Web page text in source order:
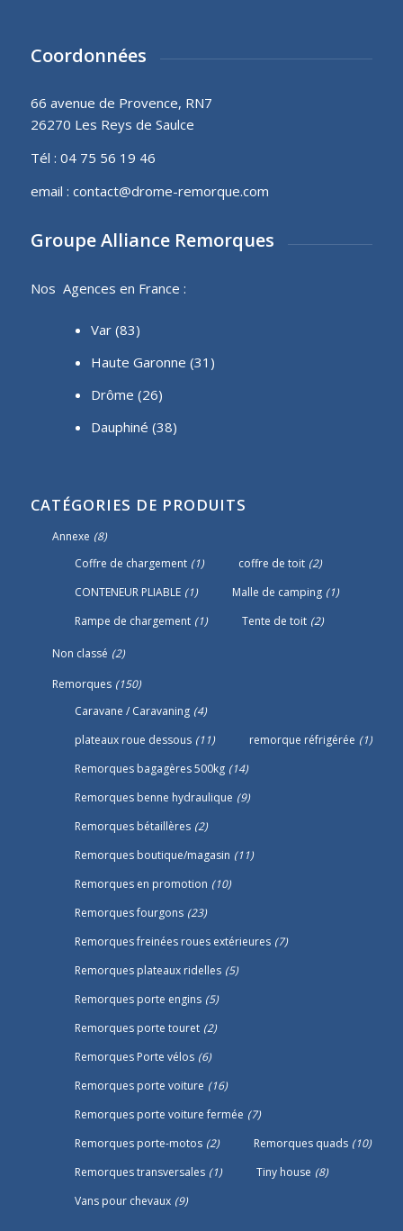
Coordonnées
66 avenue de Provence, RN7
26270 Les Reys de Saulce
Tél : 04 75 56 19 46
email : contact@drome-remorque.com
Groupe Alliance Remorques
Nos Agences en France :
Var (83)
Haute Garonne (31)
Drôme (26)
Dauphiné (38)
CATÉGORIES DE PRODUITS
Annexe (8)
Coffre de chargement (1) coffre de toit (2)
CONTENEUR PLIABLE (1) Malle de camping (1)
Rampe de chargement (1) Tente de toit (2)
Non classé (2)
Remorques (150)
Caravane / Caravaning (4)
plateaux roue dessous (11) remorque réfrigérée (1)
Remorques bagagères 500kg (14)
Remorques benne hydraulique (9)
Remorques bétaillères (2)
Remorques boutique/magasin (11)
Remorques en promotion (10)
Remorques fourgons (23)
Remorques freinées roues extérieures (7)
Remorques plateaux ridelles (5)
Remorques porte engins (5)
Remorques porte touret (2)
Remorques Porte vélos (6)
Remorques porte voiture (16)
Remorques porte voiture fermée (7)
Remorques porte-motos (2) Remorques quads (10)
Remorques transversales (1) Tiny house (8)
Vans pour chevaux (9)